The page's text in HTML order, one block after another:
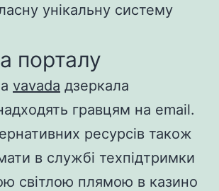
унікальну систему
порталу
vavada дзеркала
гравцям на email.
ресурсів також
в службі техпідтримки
світлою плямою в казино